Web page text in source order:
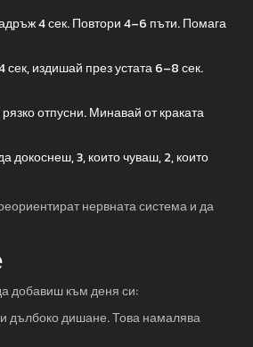
4 сек. Повтори 4–6 пъти. Помага
издишай през устата 6–8 сек.
отпусни. Минавай от краката
3, които чуваш, 2, които
нервната система и да
добавиш към деня си:
дълбоко дишане. Това намалява